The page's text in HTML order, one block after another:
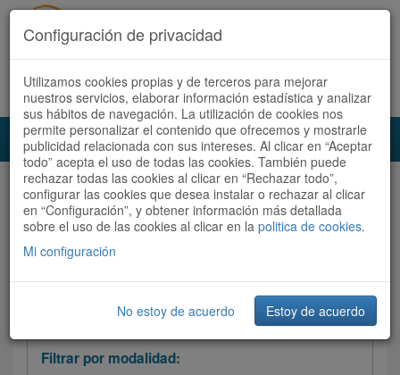
Acceder Registrate ahora Español | Català
Audioruta Todas las rutas
Todas las rutas Ordenar por:Más recientes
Filtrar las rutas
Filtrar por modalidad:
Configuración de privacidad
Utilizamos cookies propias y de terceros para mejorar
nuestros servicios, elaborar información estadística y analizar
sus hábitos de navegación. La utilización de cookies nos
permite personalizar el contenido que ofrecemos y mostrarle
publicidad relacionada con sus intereses. Al clicar en “Aceptar
todo” acepta el uso de todas las cookies. También puede
rechazar todas las cookies al clicar en “Rechazar todo”,
configurar las cookies que desea instalar o rechazar al clicar
en “Configuración”, y obtener información más detallada
sobre el uso de las cookies al clicar en la politica de cookies.
Mi configuración
No estoy de acuerdo Estoy de acuerdo